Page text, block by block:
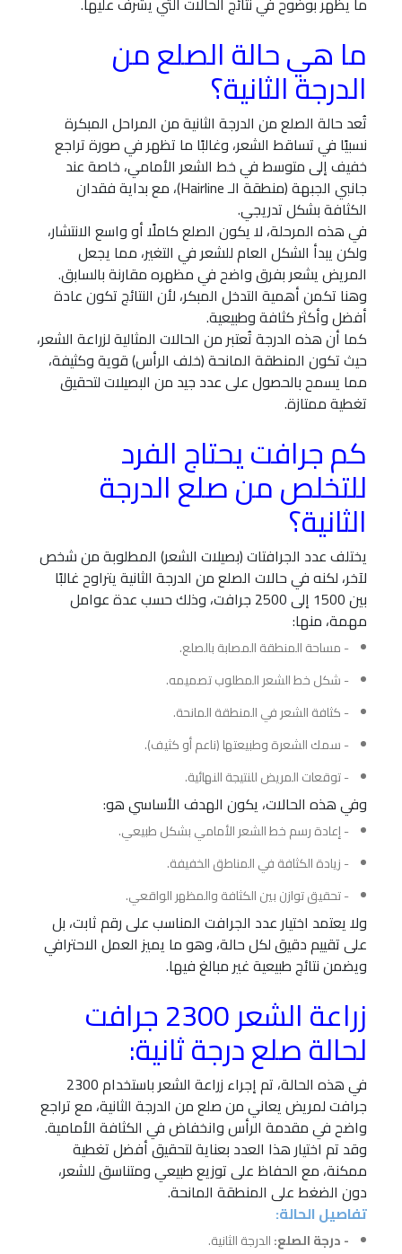
ما هي حالة الصلع من
الدرجة الثانية؟
تُعد حالة الصلع من الدرجة الثانية من المراحل المبكرة
نسبيًا في تساقط الشعر، وغالبًا ما تظهر في صورة تراجع
خفيف إلى متوسط في خط الشعر الأمامي، خاصة عند
جانبي الجبهة (منطقة الـ Hairline)، مع بداية فقدان
الكثافة بشكل تدريجي.
في هذه المرحلة، لا يكون الصلع كاملًا أو واسع الانتشار،
ولكن يبدأ الشكل العام للشعر في التغير، مما يجعل
المريض يشعر بفرق واضح في مظهره مقارنة بالسابق.
وهنا تكمن أهمية التدخل المبكر، لأن النتائج تكون عادة
أفضل وأكثر كثافة وطبيعية.
كما أن هذه الدرجة تُعتبر من الحالات المثالية لزراعة الشعر،
حيث تكون المنطقة المانحة (خلف الرأس) قوية وكثيفة،
مما يسمح بالحصول على عدد جيد من البصيلات لتحقيق
تغطية ممتازة.
كم جرافت يحتاج الفرد
للتخلص من صلع الدرجة
الثانية؟
يختلف عدد الجرافتات (بصيلات الشعر) المطلوبة من شخص
لآخر، لكنه في حالات الصلع من الدرجة الثانية يتراوح غالبًا
بين 1500 إلى 2500 جرافت، وذلك حسب عدة عوامل
مهمة، منها:
- مساحة المنطقة المصابة بالصلع.
- شكل خط الشعر المطلوب تصميمه.
- كثافة الشعر في المنطقة المانحة.
- سمك الشعرة وطبيعتها (ناعم أو كثيف).
- توقعات المريض للنتيجة النهائية.
وفي هذه الحالات، يكون الهدف الأساسي هو:
- إعادة رسم خط الشعر الأمامي بشكل طبيعي.
- زيادة الكثافة في المناطق الخفيفة.
- تحقيق توازن بين الكثافة والمظهر الواقعي.
ولا يعتمد اختيار عدد الجرافت المناسب على رقم ثابت، بل
على تقييم دقيق لكل حالة، وهو ما يميز العمل الاحترافي
ويضمن نتائج طبيعية غير مبالغ فيها.
زراعة الشعر 2300 جرافت
لحالة صلع درجة ثانية:
في هذه الحالة، تم إجراء زراعة الشعر باستخدام 2300
جرافت لمريض يعاني من صلع من الدرجة الثانية، مع تراجع
واضح في مقدمة الرأس وانخفاض في الكثافة الأمامية.
وقد تم اختيار هذا العدد بعناية لتحقيق أفضل تغطية
ممكنة، مع الحفاظ على توزيع طبيعي ومتناسق للشعر،
دون الضغط على المنطقة المانحة.
تفاصيل الحالة:
- درجة الصلع:الدرجة الثانية.